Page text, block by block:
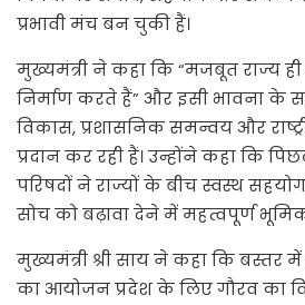
प्रभावी मंच बन चुकी हैं।
मुख्यमंत्री ने कहा कि “मजबूत राज्य ही
निर्माण करते हैं” और इसी भावना के
विकास, प्रशासनिक समन्वय और
प्रदान कर रही हैं। उन्होंने कहा कि
परिषदों ने राज्यों के बीच स्वस्थ
सोच को बढ़ावा देने में महत्वपूर्ण
मुख्यमंत्री श्री साय ने कहा कि बस्तर
का आयोजन प्रदेश के लिए गौरव का